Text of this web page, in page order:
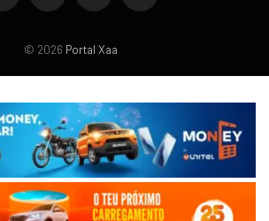
© 2026 Portal Xaa